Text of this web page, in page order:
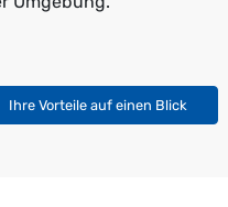
Ihre Vorteile auf einen Blick